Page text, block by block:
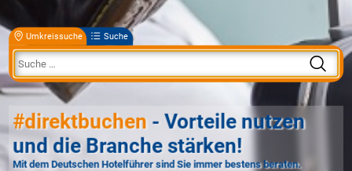
Umkreissuche Suche
#direktbuchen - Vorteile nutzen
und die Branche stärken!
Mit dem Deutschen Hotelführer sind Sie immer bestens beraten.